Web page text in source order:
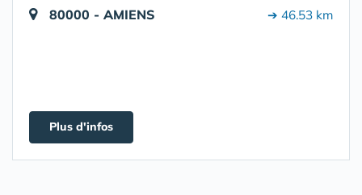
80000 - AMIENS ➔ 46.53 km
Plus d'infos